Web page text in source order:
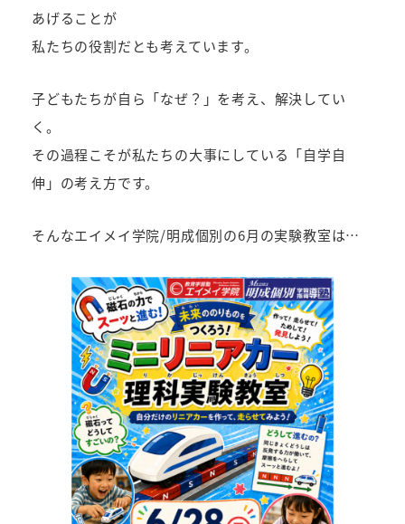
あげることが
私たちの役割だとも考えています。
子どもたちが自ら「なぜ？」を考え、解決してい
く。
その過程こそが私たちの大事にしている「自学自
伸」の考え方です。
そんなエイメイ学院/明成個別の6月の実験教室は…